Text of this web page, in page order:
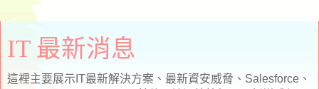
IT 最新消息
這裡主要展示IT最新解決方案、最新資安威脅、Salesforce、